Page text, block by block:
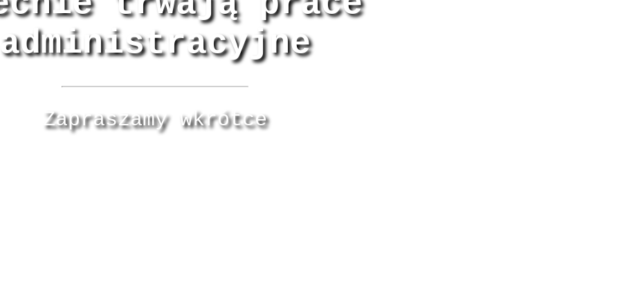
administracyjne
Zapraszamy wkrótce